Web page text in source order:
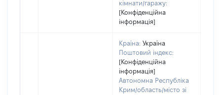
кімнати/гаражу:
[Конфіденційна
інформація]
Країна: Україна
Поштовий індекс:
[Конфіденційна
інформація]
Автономна Республіка
Крим/область/місто зі